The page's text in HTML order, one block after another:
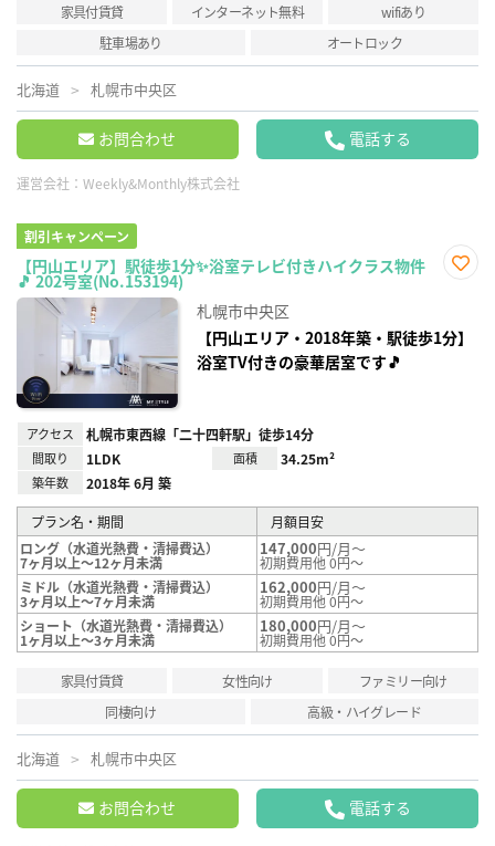
家具付賃貸 インターネット無料
wifiあり
駐車場あり
オートロック
北海道 札幌市中央区
お問合わせ 電話する
運営会社： Weekly&Monthly株式会社
割引キャンペーン
【円山エリア】駅徒歩1分✨浴室テレビ付きハイクラス物件
🎵 202号室(No.153194)
録
札幌市中央区
【円山エリア・2018年築・駅徒歩1分】
浴室TV付きの豪華居室です🎵
アクセス 札幌市東西線「二十四軒駅」徒歩14分
間取り 1LDK 面積 34.25m²
築年数 2018年 6月 築
プラン名・期間
月額目安
ロング（水道光熱費・清掃費込）
7ヶ月以上～12ヶ月未満
147,000円/月～
初期費用他 0円～
ミドル（水道光熱費・清掃費込）
3ヶ月以上～7ヶ月未満
162,000円/月～
初期費用他 0円～
ショート（水道光熱費・清掃費込）
1ヶ月以上～3ヶ月未満
180,000円/月～
初期費用他 0円～
家具付賃貸 女性向け
ファミリー向け
同棲向け
高級・ハイグレード
北海道 札幌市中央区
お問合わせ 電話する